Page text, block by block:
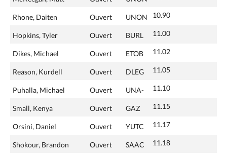
Rhone, Daiten Ouvert UNON 10.90
Hopkins, Tyler Ouvert BURL 11.00
Dikes, Michael Ouvert ETOB 11.02
Reason, Kurdell Ouvert DLEG 11.05
Puhalla, Michael Ouvert UNA- 11.10
Small, Kenya Ouvert GAZ 11.15
Orsini, Daniel Ouvert YUTC 11.17
Shokour, Brandon Ouvert SAAC 11.18